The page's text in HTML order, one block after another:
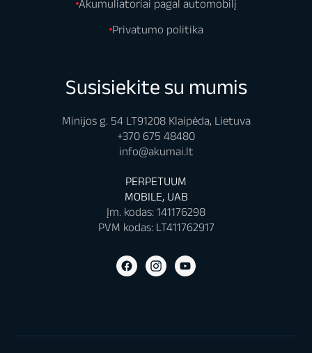
Akumuliatoriai pagal automobilį
Privatumo politika
Susisiekite su mumis
Minijos g. 54 LT91208 Klaipėda, Lietuva
+370 675 48480
info@akumai.lt
PERPETUUM
MOBILE, UAB
Įm. kodas: 141176298
PVM kodas: LT411762917